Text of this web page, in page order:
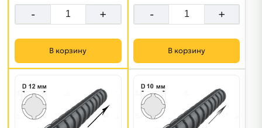
- +
В корзину
- +
В корзину